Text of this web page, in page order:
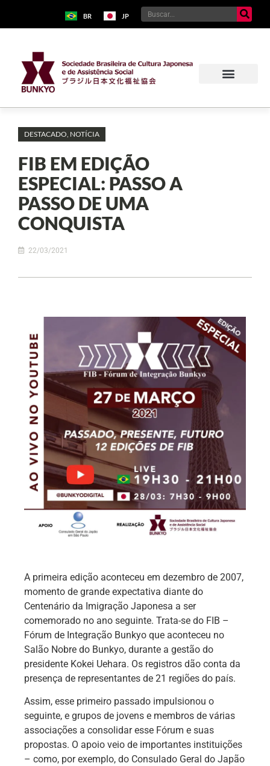
BR JP
DESTACADO NOTÍCIA
FIB EM EDIÇÃO
ESPECIAL: PASSO A
PASSO DE UMA
CONQUISTA
22/03/2021
A primeira edição aconteceu em dezembro de 2007,
momento de grande expectativa diante do
Centenário da Imigração Japonesa a ser
comemorado no ano seguinte. Trata-se do FIB –
Fórum de Integração Bunkyo que aconteceu no
Salão Nobre do Bunkyo, durante a gestão do
presidente Kokei Uehara. Os registros dão conta da
presença de representantes de 21 regiões do país.
Assim, esse primeiro passado impulsionou o
seguinte, e grupos de jovens e membros de várias
associações a consolidar esse Fórum e suas
propostas. O apoio veio de importantes instituições
– como, por exemplo, do Consulado Geral do Japão